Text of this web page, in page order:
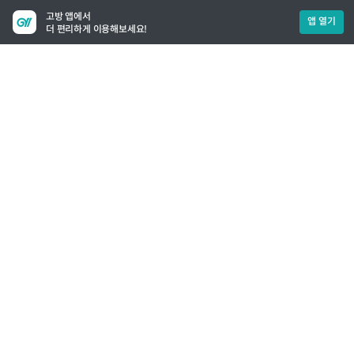
고방 앱에서
더 편리하게 이용해보세요!
앱 열기